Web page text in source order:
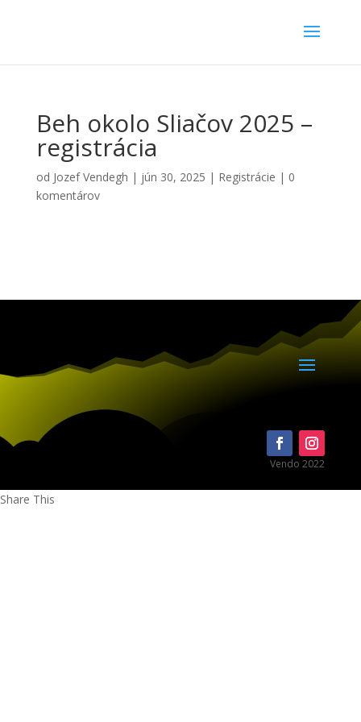
Beh okolo Sliačov 2025 –
registrácia
od Jozef Vendegh | jún 30, 2025 | Registrácie | 0
komentárov
Vendo 2022
Share This